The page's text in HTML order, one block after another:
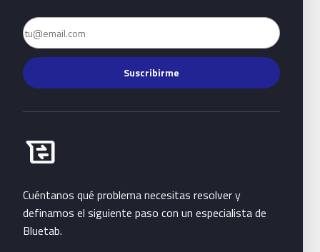
Email
Suscribirme
business_messages
Habla con Bluetab
Cuéntanos qué problema necesitas resolver y
definamos el siguiente paso con un especialista de
Bluetab.